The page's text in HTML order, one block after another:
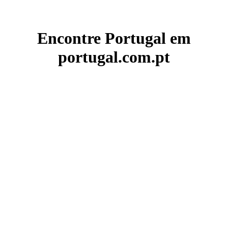
Encontre Portugal em
portugal.com.pt